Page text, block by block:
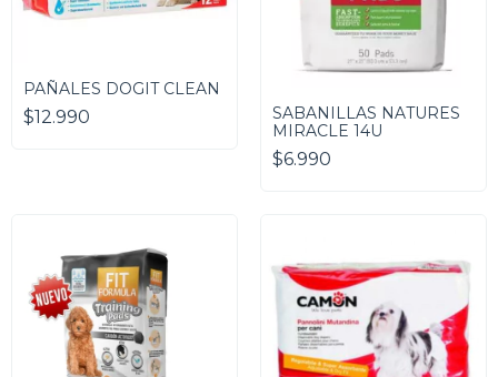
PAÑALES DOGIT CLEAN
$12.990
SABANILLAS NATURES
MIRACLE 14U
$6.990